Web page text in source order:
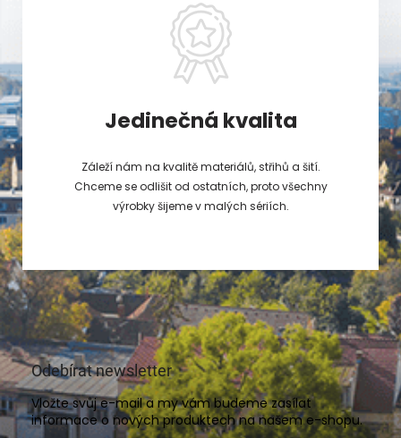
Jedinečná kvalita
Záleží nám na kvalitě materiálů, střihů a šití.
Chceme se odlišit od ostatních, proto všechny
výrobky šijeme v malých sériích.
Odebírat newsletter
Vložte svůj e-mail a my vám budeme zasílat
informace o nových produktech na našem e-shopu.